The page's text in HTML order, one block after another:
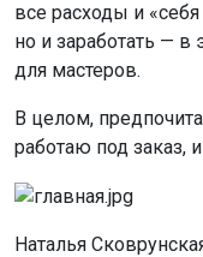
все расходы и
но и заработать —
для мастеров.
В целом,
работаю под заказ,
Наталья